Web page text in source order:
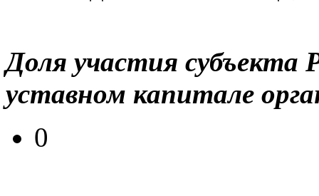
Доля участия субъекта
уставном капитале
0